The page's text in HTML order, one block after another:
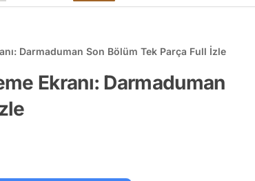
Darmaduman Son Bölüm Tek Parça Full İzle
Ekranı: Darmaduman